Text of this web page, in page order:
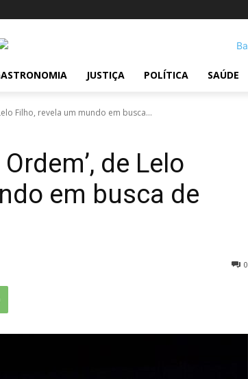
JUSTIÇA POLÍTICA SAÚDE
Filho, revela um mundo em busca...
de Lelo
em busca de
0